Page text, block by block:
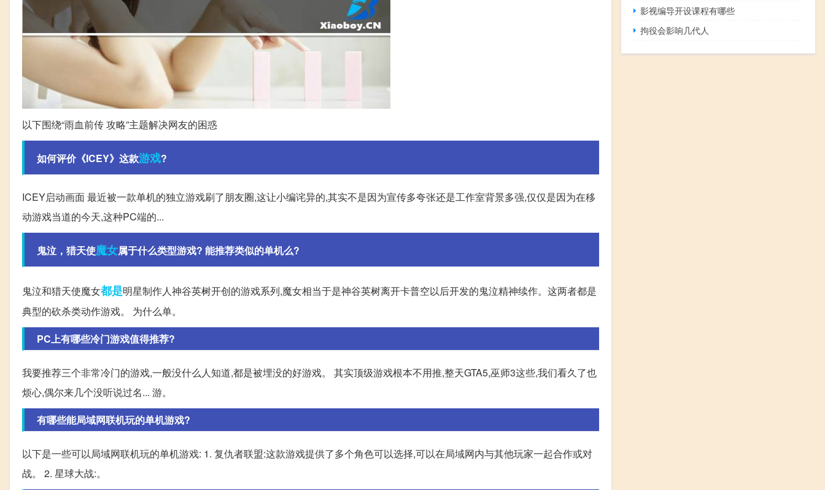
以下围绕“雨血前传 攻略”主题解决网友的困惑
如何评价《ICEY》这款游戏?
ICEY启动画面 最近被一款单机的独立游戏刷了朋友圈,这让小编诧异的,其实不是因为宣传多夸张还是工作室背景多强,仅仅是因为在移
动游戏当道的今天,这种PC端的...
鬼泣，猎天使魔女属于什么类型游戏? 能推荐类似的单机么?
鬼泣和猎天使魔女都是明星制作人神谷英树开创的游戏系列,魔女相当于是神谷英树离开卡普空以后开发的鬼泣精神续作。这两者都是
典型的砍杀类动作游戏。 为什么单。
PC上有哪些冷门游戏值得推荐?
我要推荐三个非常冷门的游戏,一般没什么人知道,都是被埋没的好游戏。 其实顶级游戏根本不用推,整天GTA5,巫师3这些,我们看久了也
烦心,偶尔来几个没听说过名... 游。
有哪些能局域网联机玩的单机游戏?
以下是一些可以局域网联机玩的单机游戏: 1. 复仇者联盟:这款游戏提供了多个角色可以选择,可以在局域网内与其他玩家一起合作或对
战。 2. 星球大战:。
影视编导开设课程有哪些
拘役会影响几代人